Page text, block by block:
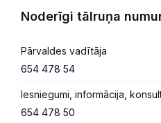
Noderīgi tālruņa
Pārvaldes vadītāja
654 478 54
Iesniegumi, informācija,
654 478 50